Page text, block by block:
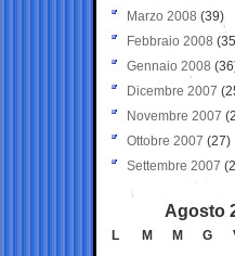
Marzo 2008 (39)
Febbraio 2008
Gennaio 2008
Dicembre 2007
Novembre 2007
Ottobre 2007 (27)
Settembre 2007
Agosto
L M M G